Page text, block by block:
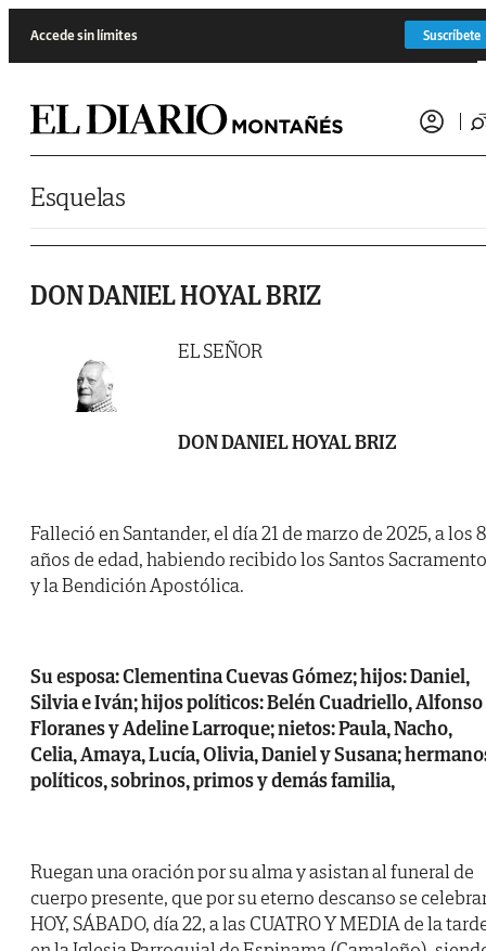
Accede sin límites Suscríbete
Esquelas
DON DANIEL HOYAL BRIZ
EL SEÑOR
DON DANIEL HOYAL BRIZ
Falleció en Santander, el día 21 de marzo de 2025, a los
años de edad, habiendo recibido los Santos
y la Bendición Apostólica.
Su esposa: Clementina Cuevas Gómez; hijos: Daniel,
Silvia e Iván; hijos políticos: Belén Cuadriello, Alfonso
Floranes y Adeline Larroque; nietos: Paula, Nacho,
Celia, Amaya, Lucía, Olivia, Daniel y Susana;
políticos, sobrinos, primos y demás familia,
Ruegan una oración por su alma y asistan al funeral de
cuerpo presente, que por su eterno descanso se
HOY, SÁBADO, día 22, a las CUATRO Y MEDIA de la